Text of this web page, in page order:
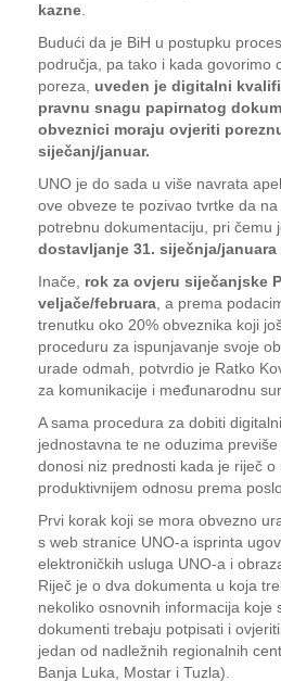
kazne
Budući da je BiH u postupku
područja, pa tako i kada govorimo
poreza, uveden je digitalni
pravnu snagu papirnatog
obveznici moraju ovjeriti
siječanj/januar.
UNO je do sada u više navrata
ove obveze te pozivao tvrtke da
potrebnu dokumentaciju, pri čemu
dostavljanje 31. siječnja/januara
Inače, rok za ovjeru siječanjske
veljače/februara , a prema
trenutku oko 20% obveznika koji
proceduru za ispunjavanje svoje
urade odmah, potvrdio je Ratko
za komunikacije i međunarodnu
A sama procedura za dobiti
jednostavna te ne oduzima
donosi niz prednosti kada je riječ
produktivnijem odnosu prema
Prvi korak koji se mora obvezno
s web stranice UNO-a isprinta
elektroničkih usluga UNO-a i
Riječ je o dva dokumenta u koja
nekoliko osnovnih informacija koje
dokumenti trebaju potpisati i
jedan od nadležnih regionalnih
Banja Luka, Mostar i Tuzla).